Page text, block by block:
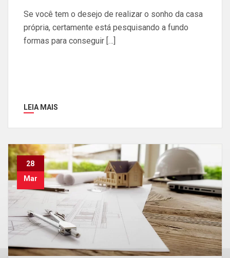
Se você tem o desejo de realizar o sonho da casa
própria, certamente está pesquisando a fundo
formas para conseguir […]
LEIA MAIS
28
Mar